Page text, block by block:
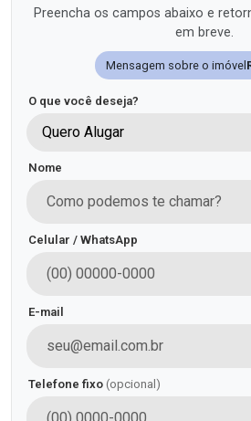
Preencha os campos abaixo e
em breve.
Mensagem sobre o imóvel
O que você deseja?
Quero Alugar
Nome
Celular / WhatsApp
E-mail
Telefone fixo (opcional)